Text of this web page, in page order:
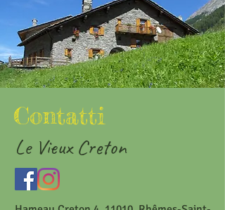
Contatti
Le Vieux Creton